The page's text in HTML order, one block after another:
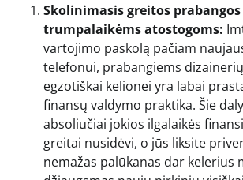
Skolinimasis greitos
trumpalaikėms atostogoms:
vartojimo paskolą pačiam
telefonui, prabangiems
egzotiškai kelionei yra labai
finansų valdymo praktika. Šie
absoliučiai jokios ilgalaikės
greitai nusidėvi, o jūs liksite
nemažas palūkanas dar kelerius